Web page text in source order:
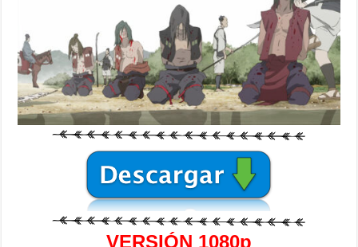
VERSIÓN 1080p